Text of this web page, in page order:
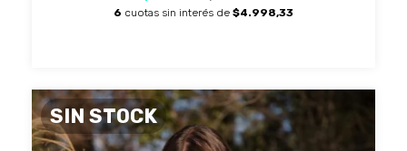
6 cuotas sin interés de $4.998,33
SIN STOCK